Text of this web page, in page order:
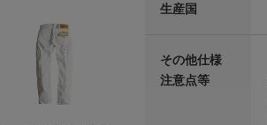
生産国
その他仕様
注意点等